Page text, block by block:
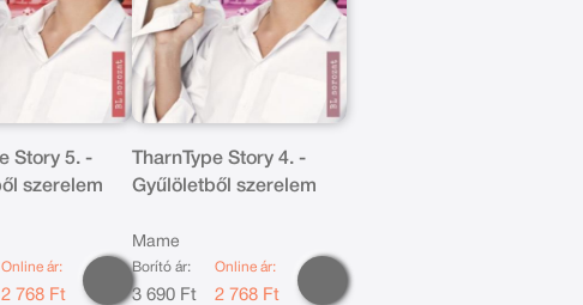
Story 5. -
szerelem
Online ár:
2 768 Ft
TharnType Story 4. -
Gyűlöletből szerelem
Mame
Borító ár:
3 690 Ft
Online ár:
2 768 Ft